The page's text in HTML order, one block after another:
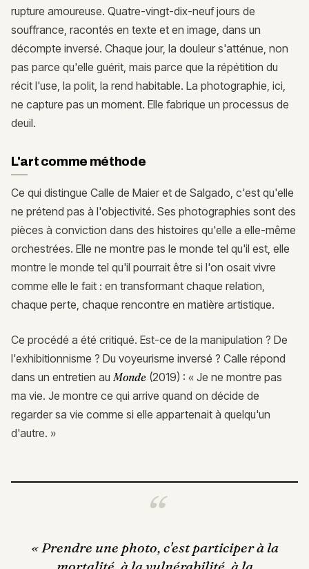
rupture amoureuse. Quatre-vingt-dix-neuf jours de
souffrance, racontés en texte et en image, dans un
décompte inversé. Chaque jour, la douleur s'atténue, non
pas parce qu'elle guérit, mais parce que la répétition du
récit l'use, la polit, la rend habitable. La photographie, ici,
ne capture pas un moment. Elle fabrique un processus de
deuil.
L'art comme méthode
Ce qui distingue Calle de Maier et de Salgado, c'est qu'elle
ne prétend pas à l'objectivité. Ses photographies sont des
pièces à conviction dans des histoires qu'elle a elle-même
orchestrées. Elle ne montre pas le monde tel qu'il est, elle
montre le monde tel qu'il pourrait être si l'on osait vivre
comme elle le fait : en transformant chaque relation,
chaque perte, chaque rencontre en matière artistique.
Ce procédé a été critiqué. Est-ce de la manipulation ? De
l'exhibitionnisme ? Du voyeurisme inversé ? Calle répond
dans un entretien au Monde (2019) : « Je ne montre pas
ma vie. Je montre ce qui arrive quand on décide de
regarder sa vie comme si elle appartenait à quelqu'un
d'autre. »
« Prendre une photo, c'est participer à la